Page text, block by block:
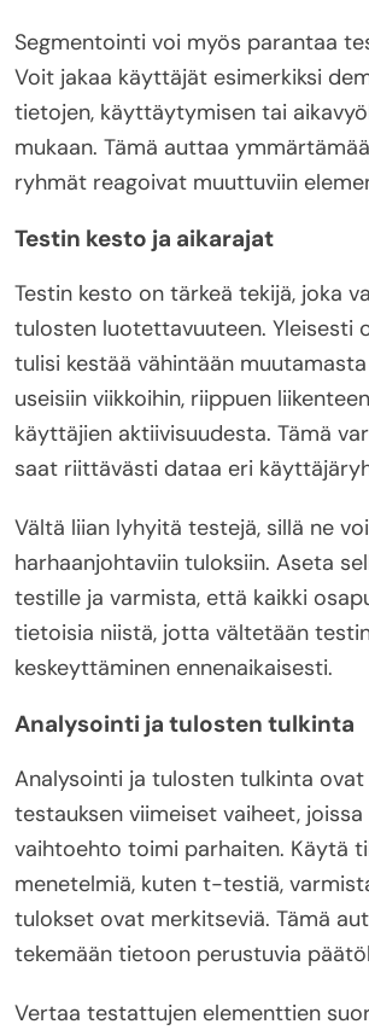
Segmentointi voi myös parantaa
Voit jakaa käyttäjät esimerkiksi
tietojen, käyttäytymisen tai
mukaan. Tämä auttaa
ryhmät reagoivat muuttuviin
Testin kesto ja aikarajat
Testin kesto on tärkeä tekijä, joka
tulosten luotettavuuteen. Yleisesti
tulisi kestää vähintään
useisiin viikkoihin, riippuen
käyttäjien aktiivisuudesta. Tämä
saat riittävästi dataa eri
Vältä liian lyhyitä testejä, sillä ne
harhaanjohtaviin tuloksiin. Aseta
testille ja varmista, että kaikki
tietoisia niistä, jotta vältetään
keskeyttäminen ennenaikaisesti.
Analysointi ja tulosten tulkinta
Analysointi ja tulosten tulkinta
testauksen viimeiset vaiheet,
vaihtoehto toimi parhaiten. Käytä
menetelmiä, kuten t-testiä,
tulokset ovat merkitseviä. Tämä
tekemään tietoon perustuvia
Vertaa testattujen elementtien